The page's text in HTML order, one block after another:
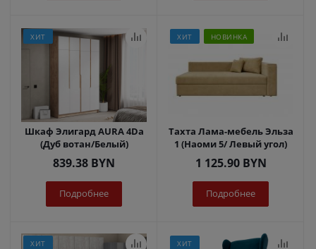
ХИТ
Шкаф Элигард AURA 4Dа
(Дуб вотан/Белый)
839.38 BYN
Подробнее
ХИТ НОВИНКА
Тахта Лама-мебель Эльза
1 (Наоми 5/ Левый угол)
1 125.90BYN
Подробнее
ХИТ ХИТ